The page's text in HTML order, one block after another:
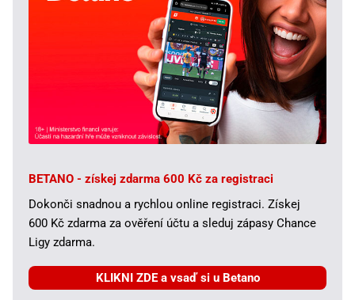
BETANO - získej zdarma 600 Kč za registraci
Dokonči snadnou a rychlou online registraci. Získej
600 Kč zdarma za ověření účtu a sleduj zápasy Chance
Ligy zdarma.
KLIKNI ZDE a vsaď si u Betano